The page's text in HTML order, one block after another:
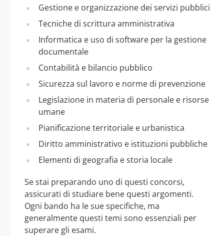
Gestione e organizzazione dei servizi pubblici
Tecniche di scrittura amministrativa
Informatica e uso di software per la gestione
documentale
Contabilità e bilancio pubblico
Sicurezza sul lavoro e norme di prevenzione
Legislazione in materia di personale e risorse
umane
Pianificazione territoriale e urbanistica
Diritto amministrativo e istituzioni pubbliche
Elementi di geografia e storia locale
Se stai preparando uno di questi concorsi,
assicurati di studiare bene questi argomenti.
Ogni bando ha le sue specifiche, ma
generalmente questi temi sono essenziali per
superare gli esami.